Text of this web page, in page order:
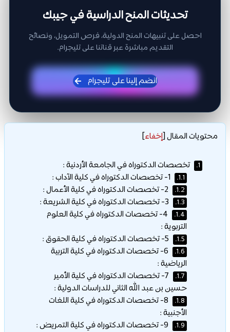
تحديثات المنح الدراسية في جيبك
احصل على تنبيهات المنح الدولية، فرص التمويل، ونصائح
التقديم مباشرة عبر قناتنا على تليجرام.
انضم إلينا على تليجرام
محتويات المقال[إخفاء]
1. تخصصات الدكتوراه في الجامعة الأردنية :
1.1.
1.2.
1.3.
1.4.
4- تخصصات الدكتوراه في كلية العلوم
التربوية :
1.5.
1.6.
6- تخصصات الدكتوراه في كلية التربية
الرياضية :
1.7.
7- تخصصات الدكتوراه في كلية الأمير
حسين بن عبد الله الثاني للدراسات الدولية :
1.8.
8- تخصصات الدكتوراه في كلية اللغات
الأجنبية :
1.9.